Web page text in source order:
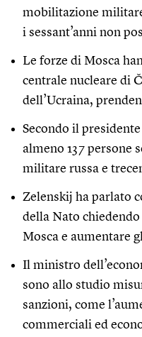
mobilitazione
i sessant’anni non
Le forze di Mosca
centrale nucleare di
dell’Ucraina,
Secondo il
almeno 137 persone
militare russa e
Zelenskij ha parlato
della Nato
Mosca e aumentare
Il ministro
sono allo studio
sanzioni, come
commerciali ed